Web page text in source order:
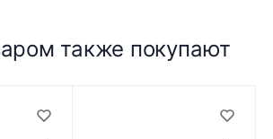
также покупают